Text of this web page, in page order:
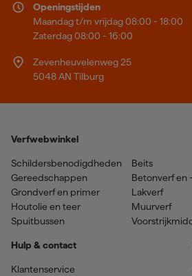
Openingstijden
Maandag t/m vrijdag 08:00 - 18:00
Zaterdag 08:00 - 16:00
Zevenheuvelenweg 25
5048 AN Tilburg
Verfwebwinkel
Schildersbenodigdheden
Gereedschappen
Grondverf en primer
Houtolie en teer
Spuitbussen
Beits
Betonverf en
Lakverf
Muurverf
Hulp & contact
Klantenservice